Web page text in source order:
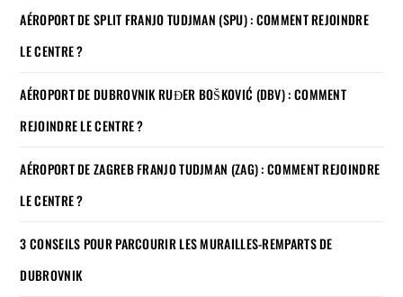
AÉROPORT DE SPLIT FRANJO TUDJMAN (SPU) : COMMENT REJOINDRE
LE CENTRE ?
AÉROPORT DE DUBROVNIK RUĐER BOŠKOVIĆ (DBV) : COMMENT
REJOINDRE LE CENTRE ?
AÉROPORT DE ZAGREB FRANJO TUDJMAN (ZAG) : COMMENT REJOINDRE
LE CENTRE ?
3 CONSEILS POUR PARCOURIR LES MURAILLES-REMPARTS DE
DUBROVNIK